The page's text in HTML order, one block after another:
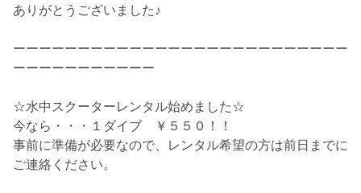
ありがとうございました♪
ーーーーーーーーーーーーーーーーーーーーーーーーーー
ーーーーーーーーーーー
☆水中スクーターレンタル始めました☆
今なら・・・１ダイブ ￥５５０！！
事前に準備が必要なので、レンタル希望の方は前日までに
ご連絡ください。